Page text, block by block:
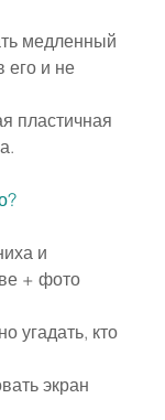
медленный
его и не
пластичная
и
+ фото
угадать, кто
экран